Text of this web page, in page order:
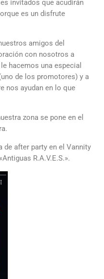
invitados que acudirán
es un disfrute
amigos del
con nosotros a
hacemos una especial
de los promotores) y a
nos ayudan en lo que
zona se pone en el
de after party en el Vannity
R.A.V.E.S.».